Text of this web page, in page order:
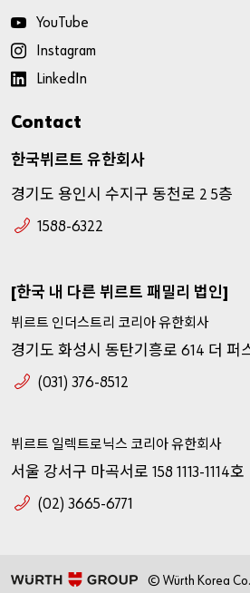
YouTube
Instagram
LinkedIn
Contact
한국뷔르트 유한회사
경기도 용인시 수지구 동천로 2 5층
1588-6322
[한국 내 다른 뷔르트 패밀리 법인]
뷔르트 인더스트리 코리아유한회사
경기도 화성시 동탄기흥로 614 더 퍼
(031) 376-8512
뷔르트 일렉트로닉스 코리아유한회사
서울 강서구 마곡서로 158 1113-1114호
(02) 3665-6771
© Würth Korea